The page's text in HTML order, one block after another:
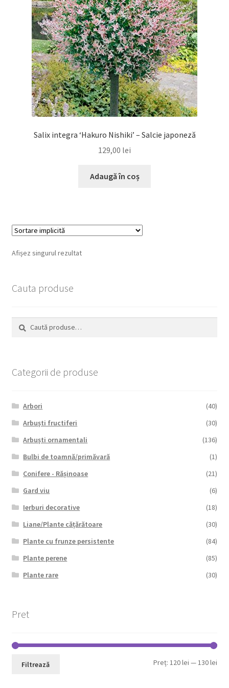
Salix integra ‘Hakuro Nishiki’ – Salcie japoneză
129,00 lei
Adaugă în coș
Afișez singurul rezultat
Cauta produse
Caută
după:
Caută
Categorii de produse
Arbori
(40)
Arbuști fructiferi
(30)
Arbuști ornamentali
(136)
Bulbi de toamnă/primăvară
(1)
Conifere - Rășinoase
(21)
Gard viu
(6)
Ierburi decorative
(18)
Liane/Plante cățărătoare
(30)
Plante cu frunze persistente
(84)
Plante perene
(85)
Plante rare
(30)
Pret
Filtrează Preț:120 lei —130 lei